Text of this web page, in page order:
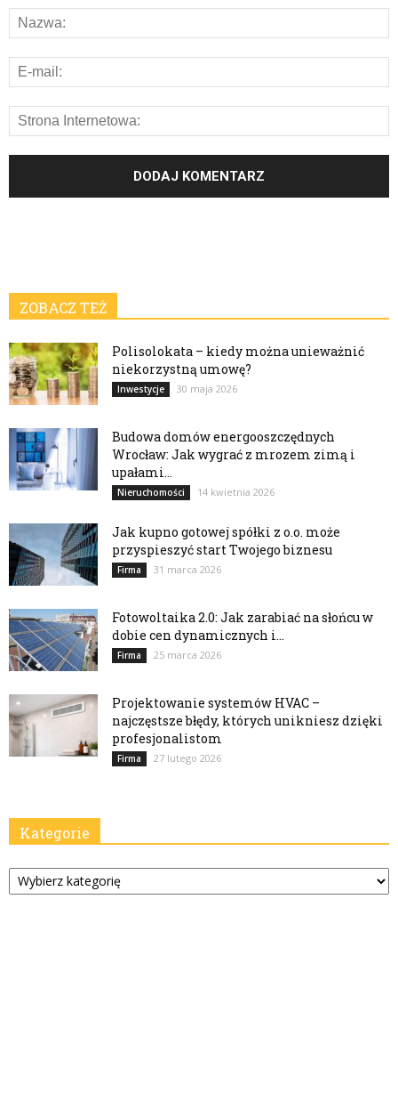
ZOBACZ TEŻ
Polisolokata – kiedy można unieważnić
niekorzystną umowę?
Inwestycje 30 maja 2026
Budowa domów energooszczędnych
Wrocław: Jak wygrać z mrozem zimą i
upałami...
Nieruchomości 14 kwietnia 2026
Jak kupno gotowej spółki z o.o. może
przyspieszyć start Twojego biznesu
Firma 31 marca 2026
Fotowoltaika 2.0: Jak zarabiać na słońcu w
dobie cen dynamicznych i...
Firma 25 marca 2026
Projektowanie systemów HVAC –
najczęstsze błędy, których unikniesz dzięki
profesjonalistom
Firma 27 lutego 2026
Kategorie
Kategorie